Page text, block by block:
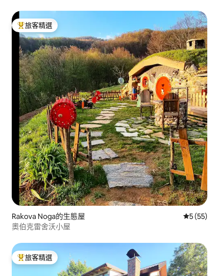
旅客精選榜首
旅客精選
Rakova Noga的生態屋 從 55 則評
5 (55)
奧伯克雷舍沃小屋
旅客精選榜首
旅客精選